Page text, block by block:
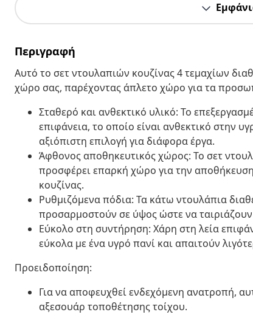
Περιγραφή
Αυτό το σετ ντουλαπιών κουζίνας 4 τεμαχίων
χώρο σας, παρέχοντας άπλετο χώρο για τα
Σταθερό και ανθεκτικό υλικό: Το
επιφάνεια, το οποίο είναι ανθεκτικό στην
αξιόπιστη επιλογή για διάφορα έργα.
Άφθονος αποθηκευτικός χώρος: Το σετ
προσφέρει επαρκή χώρο για την
κουζίνας.
Ρυθμιζόμενα πόδια: Τα κάτω ντουλάπια
προσαρμοστούν σε ύψος ώστε να ταιριάζουν
Εύκολο στη συντήρηση: Χάρη στη λεία
εύκολα με ένα υγρό πανί και απαιτούν
Προειδοποίηση:
Για να αποφευχθεί ενδεχόμενη ανατροπή,
αξεσουάρ τοποθέτησης τοίχου.